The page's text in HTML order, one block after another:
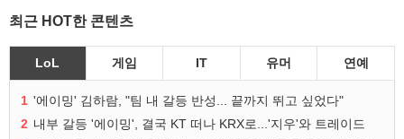
최근 HOT한 콘텐츠
LoL 게임 IT 유머 연예
1 '에이밍' 김하람, "팀 내 갈등 반성... 끝까지 뛰고 싶었다"
2 내부 갈등 '에이밍', 결국 KT 떠나 KRX로...'지우'와 트레이드